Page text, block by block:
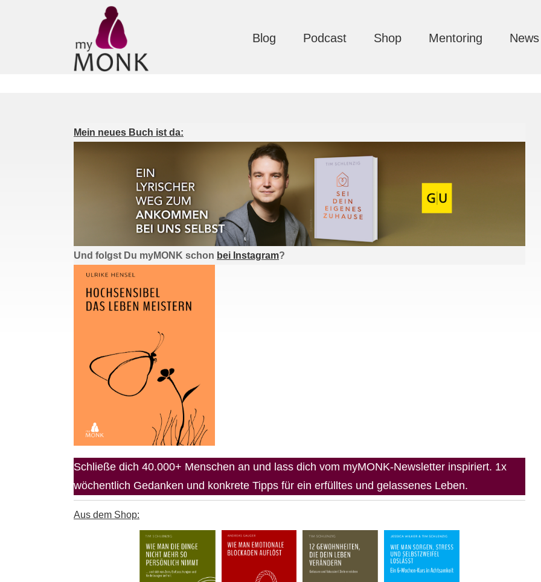
Blog Podcast Shop Mentoring News
Mein neues Buch ist da:
Und folgst Du myMONK schon bei Instagram?
Schließe dich 40.000+ Menschen an und lass dich vom myMONK-Newsletter inspiriert. 1x
wöchentlich Gedanken und konkrete Tipps für ein erfülltes und gelassenes Leben.
Aus dem Shop: